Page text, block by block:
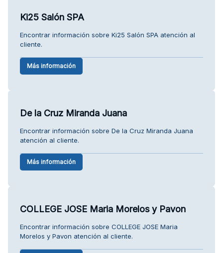
Ki25 Salón SPA
Encontrar información sobre Ki25 Salón SPA atención al
cliente.
Más información
De la Cruz Miranda Juana
Encontrar información sobre De la Cruz Miranda Juana
atención al cliente.
Más información
COLLEGE JOSE Maria Morelos y Pavon
Encontrar información sobre COLLEGE JOSE Maria
Morelos y Pavon atención al cliente.